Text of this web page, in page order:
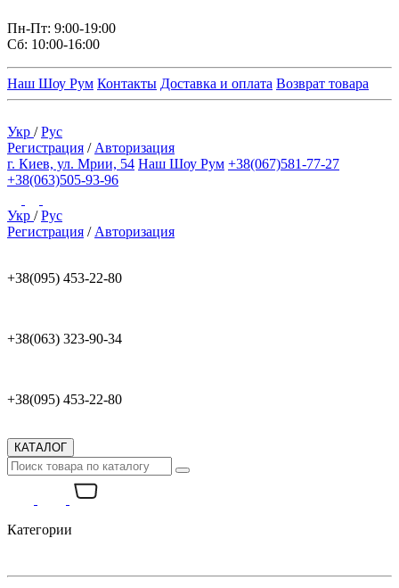
Пн-Пт: 9:00-19:00
Сб: 10:00-16:00
Наш Шоу Рум Контакты Доставка и оплата Возврат товара
Укр /Рус
Регистрация / Авторизация
г. Киев, ул. Мрии, 54 Наш Шоу Рум +38(067)581-77-27
+38(063)505-93-96
Укр /Рус
Регистрация / Авторизация
+38(095) 453-22-80
+38(063) 323-90-34
+38(095) 453-22-80
КАТАЛОГ
Категории